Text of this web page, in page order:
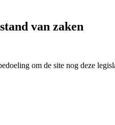
van zaken
om de site nog deze